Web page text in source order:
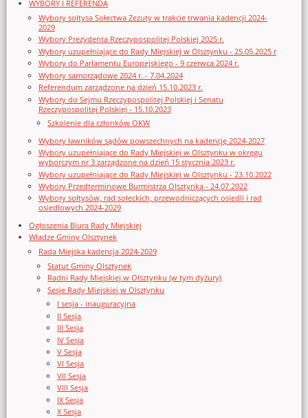
WYBORY I REFERENDA
Wybory sołtysa Sołectwa Zezuty w trakcie trwania kadencji 2024-
2029
Wybory Prezydenta Rzeczypospolitej Polskiej 2025 r.
Wybory uzupełniające do Rady Miejskiej w Olsztynku - 25.05.2025 r
Wybory do Parlamentu Europejskiego - 9 czerwca 2024 r.
Wybory samorządowe 2024 r. - 7.04.2024
Referendum zarządzone na dzień 15.10.2023 r.
Wybory do Sejmu Rzeczypospolitej Polskiej i Senatu
Rzeczypospolitej Polskiej - 15.10.2023
Szkolenie dla członków OKW
Wybory ławników sądów powszechnych na kadencję 2024-2027
Wybory uzupełniające do Rady Miejskiej w Olsztynku w okręgu
wyborczym nr 3 zarządzone na dzień 15 stycznia 2023 r.
Wybory uzupełniające do Rady Miejskiej w Olsztynku - 23.10.2022
Wybory Przedterminowe Burmistrza Olsztynka - 24.07.2022
Wybory sołtysów, rad sołeckich, przewodniczących osiedli i rad
osiedlowych 2024-2029
Ogłoszenia Biura Rady Miejskiej
Władze Gminy Olsztynek
Rada Miejska kadencja 2024-2029
Statut Gminy Olsztynek
Radni Rady Miejskiej w Olsztynku (w tym dyżury)
Sesje Rady Miejskiej w Olsztynku
I sesja - inauguracyjna
II Sesja
III Sesja
IV Sesja
V Sesja
VI Sesja
VII Sesja
VIII Sesja
IX Sesja
X Sesja